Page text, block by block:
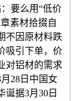
要么用“低价
素材拾掇自
不因原材料跌
吸引下单，价
对铝材的需求
28日中国女
诞据3月30日